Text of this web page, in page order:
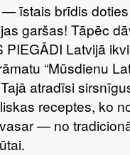
— īstais brīdis
garšas! Tāpēc
PIEGĀDI Latvijā
“Mūsdienu
atradīsi
receptes, ko
— no